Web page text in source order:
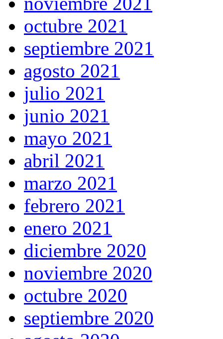
octubre 2021
septiembre 2021
agosto 2021
julio 2021
junio 2021
mayo 2021
abril 2021
marzo 2021
febrero 2021
enero 2021
diciembre 2020
noviembre 2020
octubre 2020
septiembre 2020